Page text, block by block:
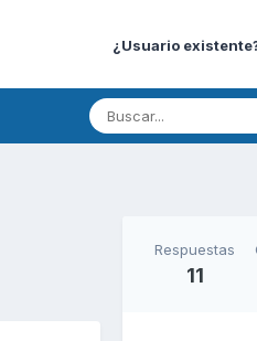
¿Usuario
Respuestas
11